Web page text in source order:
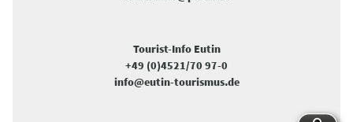
Tourist-Info Eutin
+49 (0)4521/70 97-0
info@eutin-tourismus.de